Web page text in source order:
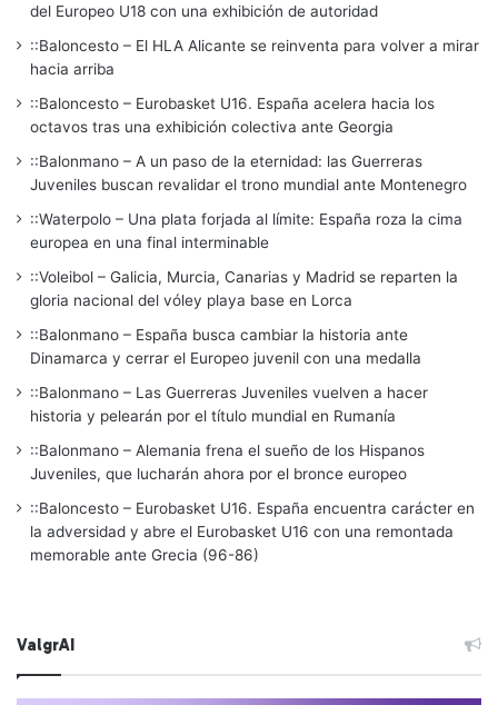
del Europeo U18 con una exhibición de autoridad
::Baloncesto – El HLA Alicante se reinventa para volver a mirar
hacia arriba
::Baloncesto – Eurobasket U16. España acelera hacia los
octavos tras una exhibición colectiva ante Georgia
::Balonmano – A un paso de la eternidad: las Guerreras
Juveniles buscan revalidar el trono mundial ante Montenegro
::Waterpolo – Una plata forjada al límite: España roza la cima
europea en una final interminable
::Voleibol – Galicia, Murcia, Canarias y Madrid se reparten la
gloria nacional del vóley playa base en Lorca
::Balonmano – España busca cambiar la historia ante
Dinamarca y cerrar el Europeo juvenil con una medalla
::Balonmano – Las Guerreras Juveniles vuelven a hacer
historia y pelearán por el título mundial en Rumanía
::Balonmano – Alemania frena el sueño de los Hispanos
Juveniles, que lucharán ahora por el bronce europeo
::Baloncesto – Eurobasket U16. España encuentra carácter en
la adversidad y abre el Eurobasket U16 con una remontada
memorable ante Grecia (96-86)
ValgrAI